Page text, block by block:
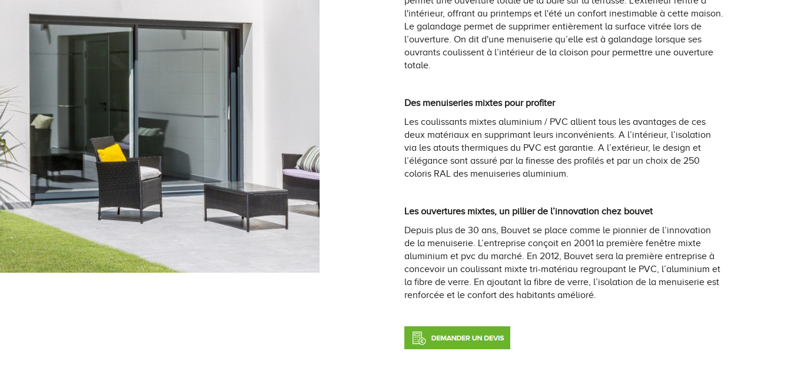
l'intérieur, offrant au printemps et l'été un confort inestimable à cette maison.
Le galandage permet de supprimer entièrement la surface vitrée lors de
l’ouverture. On dit d'une menuiserie qu’elle est à galandage lorsque ses
ouvrants coulissent à l’intérieur de la cloison pour permettre une ouverture
totale.
Des menuiseries mixtes pour profiter
Les coulissants mixtes aluminium / PVC allient tous les avantages de ces
deux matériaux en supprimant leurs inconvénients. A l’intérieur, l’isolation
via les atouts thermiques du PVC est garantie. A l’extérieur, le design et
l’élégance sont assuré par la finesse des profilés et par un choix de 250
coloris RAL des menuiseries aluminium.
Les ouvertures mixtes, un pillier de l’innovation chez bouvet
Depuis plus de 30 ans, Bouvet se place comme le pionnier de l’innovation
de la menuiserie. L’entreprise conçoit en 2001 la première fenêtre mixte
aluminium et pvc du marché. En 2012, Bouvet sera la première entreprise à
concevoir un coulissant mixte tri-matériau regroupant le PVC, l’aluminium et
la fibre de verre. En ajoutant la fibre de verre, l’isolation de la menuiserie est
renforcée et le confort des habitants amélioré.